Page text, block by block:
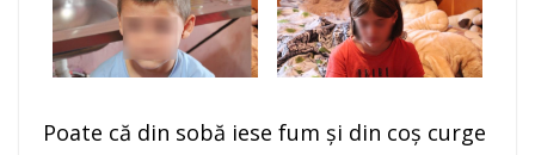
Poate că din sobă iese fum şi din coş curge